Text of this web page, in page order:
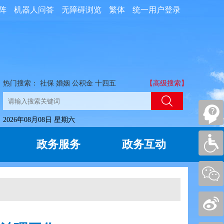
统一用户登录
繁体
无障碍浏览
机器人问答
热门搜索： 社保 婚姻 公积金 十四五 【高级搜索】
2026年08月08日 星期六
政务服务 政务互动